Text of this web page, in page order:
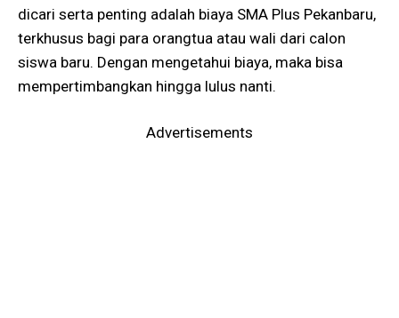
dicari serta penting adalah biaya SMA Plus Pekanbaru,
terkhusus bagi para orangtua atau wali dari calon
siswa baru. Dengan mengetahui biaya, maka bisa
mempertimbangkan hingga lulus nanti.
Advertisements